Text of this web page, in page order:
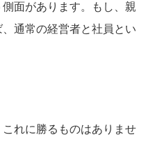
面があります。もし、親
通常の経営者と社員とい
れに勝るものはありませ